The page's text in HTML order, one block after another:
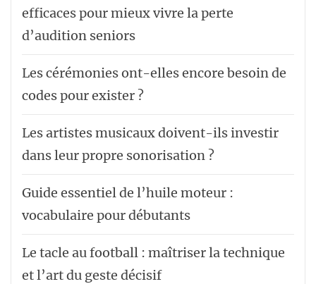
efficaces pour mieux vivre la perte
d’audition seniors
Les cérémonies ont-elles encore besoin de
codes pour exister ?
Les artistes musicaux doivent-ils investir
dans leur propre sonorisation ?
Guide essentiel de l’huile moteur :
vocabulaire pour débutants
Le tacle au football : maîtriser la technique
et l’art du geste décisif